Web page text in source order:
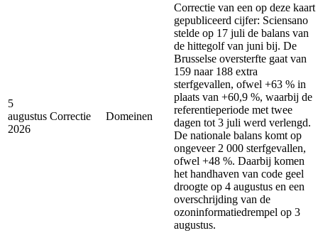
5
augustus
2026
Correctie Domeinen
Correctie van een op deze kaart
gepubliceerd cijfer: Sciensano
stelde op 17 juli de balans van
de hittegolf van juni bij. De
Brusselse oversterfte gaat van
159 naar 188 extra
sterfgevallen, ofwel +63 % in
plaats van +60,9 %, waarbij de
referentieperiode met twee
dagen tot 3 juli werd verlengd.
De nationale balans komt op
ongeveer 2 000 sterfgevallen,
ofwel +48 %. Daarbij komen
het handhaven van code geel
droogte op 4 augustus en een
overschrijding van de
ozoninformatiedrempel op 3
augustus.